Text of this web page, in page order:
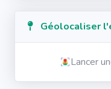
Géolocaliser
Lancer